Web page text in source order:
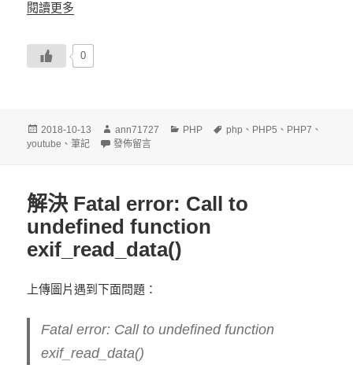
閱讀更多
0
發
佈
2018-10-13
作
者
ann71727
分
PHP
標
php 、 PHP5 、 PHP7 、
youtube 、筆記 在〈PHP 取 youtube 影片id〉
發佈留言
解決 Fatal error: Call to
undefined function
exif_read_data()
上傳圖片遇到下面問題：
Fatal error: Call to undefined function
exif_read_data()